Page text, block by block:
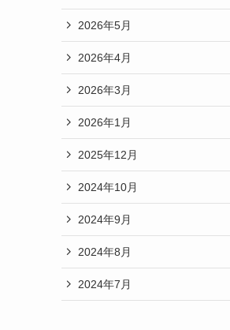
2026年5月
2026年4月
2026年3月
2026年1月
2025年12月
2024年10月
2024年9月
2024年8月
2024年7月